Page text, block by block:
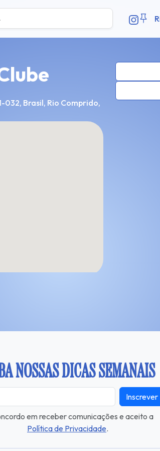
032, Brasil, Rio Comprido,
NOSSAS DICAS SEMANAIS
Inscrever
em receber comunicações e aceito a
Política de Privacidade.